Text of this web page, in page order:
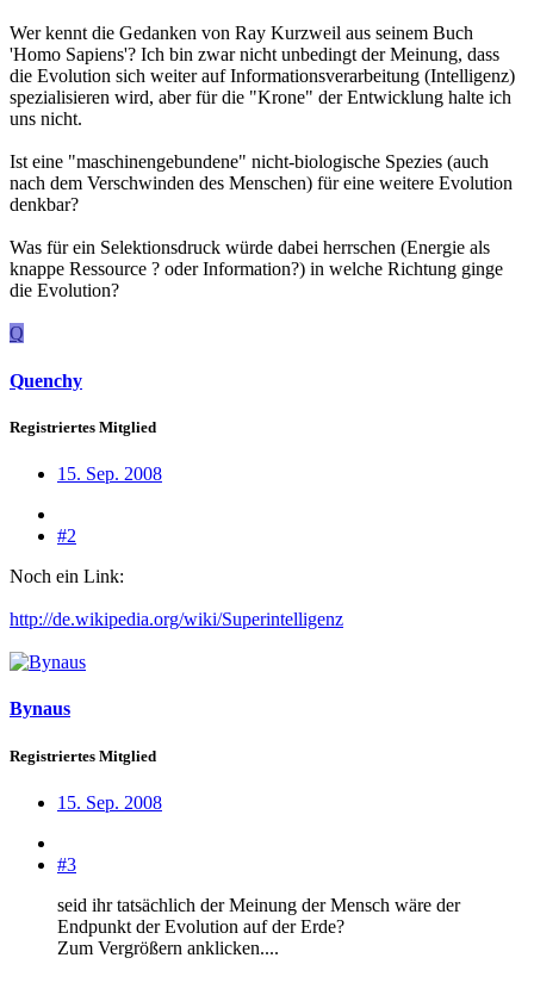
Wer kennt die Gedanken von Ray Kurzweil aus seinem Buch
'Homo Sapiens'? Ich bin zwar nicht unbedingt der Meinung, dass
die Evolution sich weiter auf Informationsverarbeitung (Intelligenz)
spezialisieren wird, aber für die "Krone" der Entwicklung halte ich
uns nicht.
Ist eine "maschinengebundene" nicht-biologische Spezies (auch
nach dem Verschwinden des Menschen) für eine weitere Evolution
denkbar?
Was für ein Selektionsdruck würde dabei herrschen (Energie als
knappe Ressource ? oder Information?) in welche Richtung ginge
die Evolution?
Q
Quenchy
Registriertes Mitglied
15. Sep. 2008
#2
Noch ein Link:
http://de.wikipedia.org/wiki/Superintelligenz
Bynaus
Registriertes Mitglied
15. Sep. 2008
#3
seid ihr tatsächlich der Meinung der Mensch wäre der
Endpunkt der Evolution auf der Erde?
Zum Vergrößern anklicken....